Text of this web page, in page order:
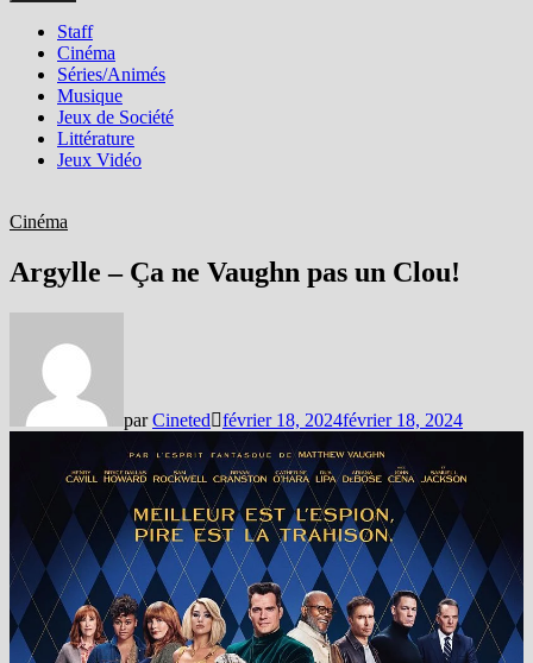
Staff
Cinéma
Séries/Animés
Musique
Jeux de Société
Littérature
Jeux Vidéo
Cinéma
Argylle – Ça ne Vaughn pas un Clou!
parCineted février 18, 2024février 18, 2024